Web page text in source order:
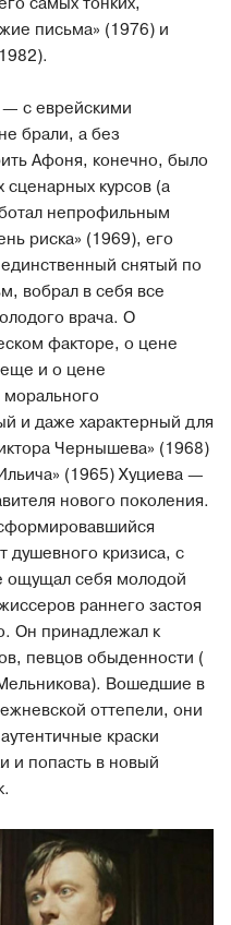
письма» (1976) и
— с еврейскими
брали, а без
Афоня, конечно, было
курсов (а
непрофильным
риска» (1969), его
снятый по
вобрал в себя все
врача. О
факторе, о цене
и о цене
и даже характерный для
Чернышева» (1968)
(1965) Хуциева —
нового поколения.
душевного кризиса, с
ощущал себя молодой
раннего застоя
Он принадлежал к
певцов обыденности (
Вошедшие в
оттепели, они
краски
и попасть в новый